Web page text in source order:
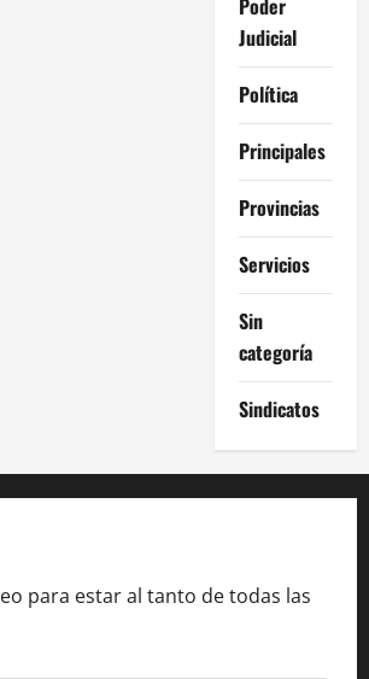
Judicial
Política
Principales
Provincias
Servicios
Sin
categoría
Sindicatos
para estar al tanto de todas las